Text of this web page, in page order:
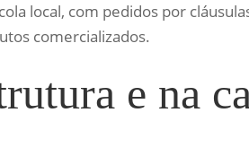
local, com pedidos por
comercializados.
e na